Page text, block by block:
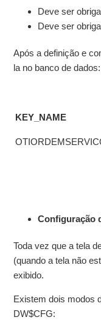
Deve ser
Deve ser
Após a definição e
la no banco de dados:
KEY_NAME
Configuração
Toda vez que a tela
(quando a tela não
exibido.
Existem dois modos
DW$CFG: